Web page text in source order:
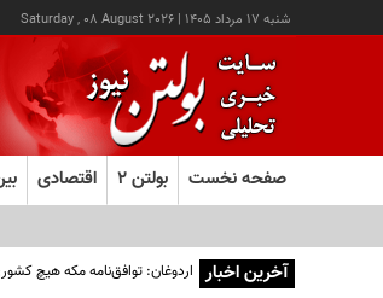
شنبه ۱۷ مرداد ۱۴۰۵ |
Saturday , 08 August 2026
صفحه نخست بولتن ۲ اقتصادی
آخرین اخبار اردوغان: توافق‌نامه مکه هیچ